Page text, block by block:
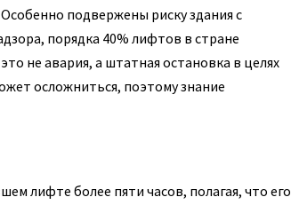
подвержены риску здания с
порядка 40% лифтов в стране
не авария, а штатная остановка в целях
осложниться, поэтому знание
лифте более пяти часов, полагая, что его